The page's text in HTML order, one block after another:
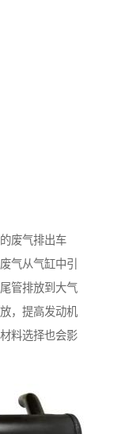
废气排出车
气从气缸中引
管排放到大气
，提高发动机
料选择也会影